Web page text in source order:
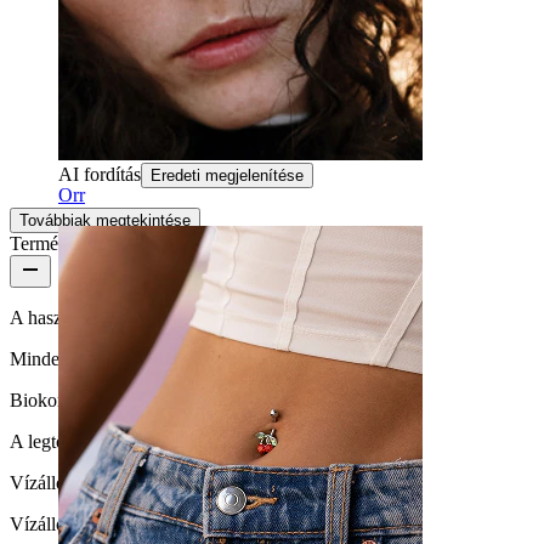
Orr
Áru megfelel
Nagyon ajánlom, jól megcsinálva.
Ellenőrzött vásárlás
AI fordítás Eredeti megjelenítése
Továbbiak megtekintése
Termékminőség
A használat gyakorisága
Mindennapi használat
Biokompatibilitás
A legtöbb bőrtípusra alkalmas
Vízállóság
Vízálló